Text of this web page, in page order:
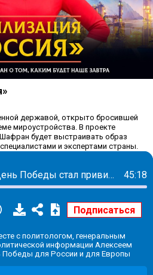
державой, открыто бросившей
мироустройства. В проекте
будет выстраивать образ
и экспертами страны.
Алексей Мухин: День Победы стал привилегией, Запад ведёт политику реваншизма 45:18
с политологом, генеральным
информации Алексеем
для России и для Европы